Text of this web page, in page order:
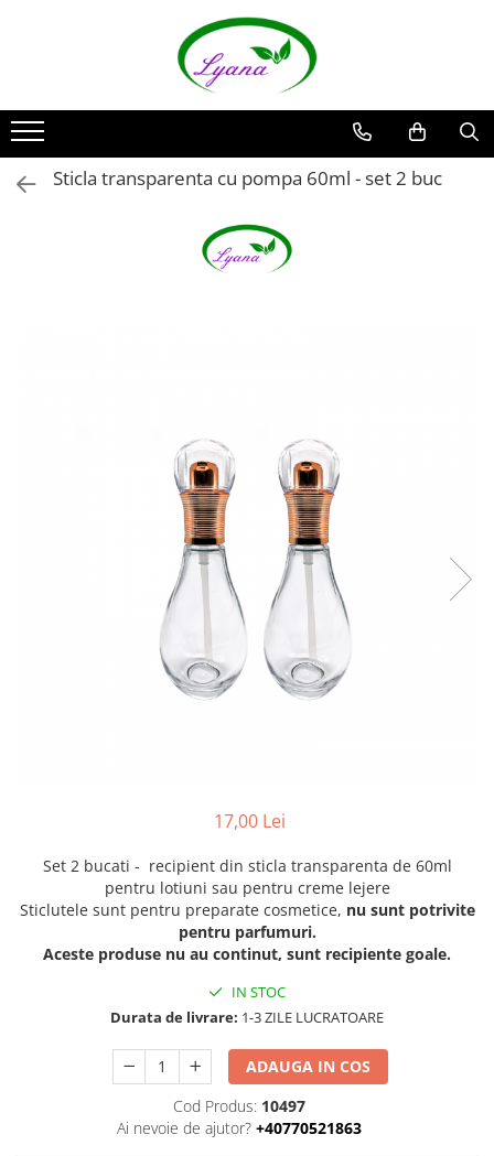
Sticlute rollon si creioane
aromaterapie
Sticlute cu pulverizator spray
Sticlute cu picurator si sticlute cu
Sticla transparenta cu pompa 60ml - set 2 buc
17,00 Lei
Set 2 bucati - recipient din sticla transparenta de 60ml
pentru lotiuni sau pentru creme lejere
Sticlutele sunt pentru preparate cosmetice, nu sunt potrivite
pentru parfumuri.
Aceste produse nu au continut, sunt recipiente goale.
IN STOC
Durata de livrare: 1-3 ZILE LUCRATOARE
ADAUGA IN COS
Cod Produs: 10497
Ai nevoie de ajutor? +40770521863